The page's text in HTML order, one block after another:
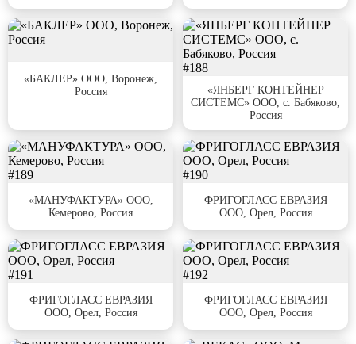
«БАКЛЕР» ООО, Воронеж,
Россия
#188
«ЯНБЕРГ КОНТЕЙНЕР
СИСТЕМС» ООО, с. Бабяково,
Россия
#189
«МАНУФАКТУРА» ООО,
Кемерово, Россия
#190
ФРИГОГЛАСС ЕВРАЗИЯ
ООО, Орел, Россия
#191
ФРИГОГЛАСС ЕВРАЗИЯ
ООО, Орел, Россия
#192
ФРИГОГЛАСС ЕВРАЗИЯ
ООО, Орел, Россия